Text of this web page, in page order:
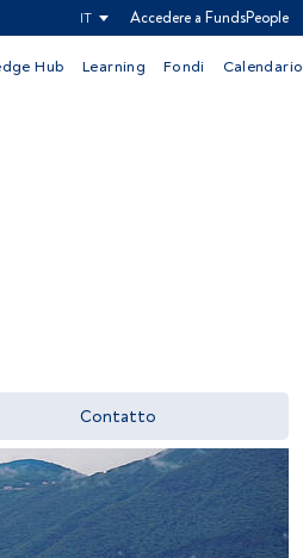
IT Accedere a FundsPeople
Hub Learning Fondi Calendario
Contatto